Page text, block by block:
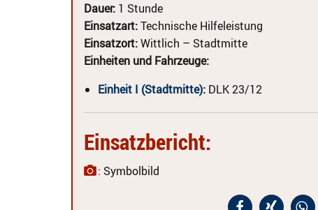
Dauer: 1 Stunde
Einsatzart:Technische Hilfeleistung
Einsatzort:Wittlich – Stadtmitte
Einheiten und Fahrzeuge:
Einheit I (Stadtmitte): DLK 23/12
Einsatzbericht:
: Symbolbild